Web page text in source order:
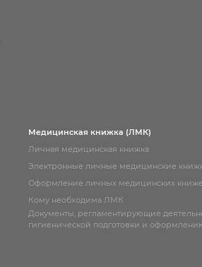
Медицинская книжка (ЛМК)
Личная медицинская книжка
Электронные личные медицинские
Оформление личных медицинских
Кому необходима ЛМК
Документы, регламентирующие
гигиенической подготовки и